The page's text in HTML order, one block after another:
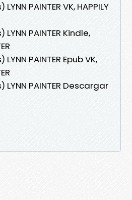
PAINTER VK, HAPPILY
PAINTER Kindle,
PAINTER Epub VK,
PAINTER Descargar